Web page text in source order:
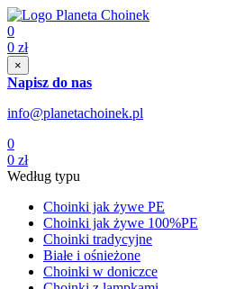
0
0 zł
×
Napisz do nas
info@planetachoinek.pl
0
0 zł
Według typu
Choinki jak żywe PE
Choinki jak żywe 100%PE
Choinki tradycyjne
Białe i ośnieżone
Choinki w doniczce